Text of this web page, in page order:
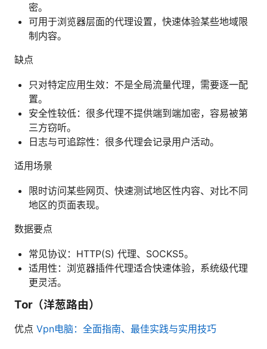
密。
可用于浏览器层面的代理设置，快速体验某些地域限
制内容。
缺点
只对特定应用生效：不是全局流量代理，需要逐一配
置。
安全性较低：很多代理不提供端到端加密，容易被第
三方窃听。
日志与可追踪性：很多代理会记录用户活动。
适用场景
限时访问某些网页、快速测试地区性内容、对比不同
地区的页面表现。
数据要点
常见协议：HTTP(S) 代理、SOCKS5。
适用性：浏览器插件代理适合快速体验，系统级代理
更灵活。
Tor（洋葱路由）
优点 Vpn电脑：全面指南、最佳实践与实用技巧